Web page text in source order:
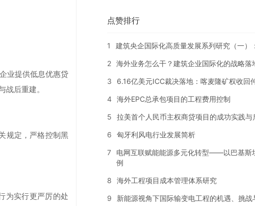
业提供低息优惠贷
后重建。
规定，严格控制黑
为实行更严厉的处
点赞排行
1 建筑央企国际化高质量发展系列研究（一）
2 海外业务怎么干？建筑企业国际化的战略落
3 6.16亿美元ICC裁决落地：喀麦隆矿权收回
4 海外EPC总承包项目的工程费用控制
5 拉美首个人民币主权商贷项目的成功实践与
6 匈牙利风电行业发展简析
7
电网互联赋能能源多元化转型——以巴基斯
例
8 海外工程项目成本管理体系研究
9 新能源视角下国际输变电工程的机遇、挑战